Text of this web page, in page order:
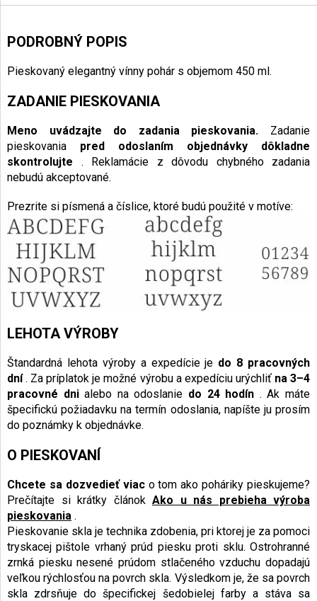
PODROBNÝ POPIS
Pieskovaný elegantný vínny pohár s objemom 450 ml.
ZADANIE PIESKOVANIA
Meno uvádzajte do zadania pieskovania. Zadanie
pieskovania pred odoslaním objednávky dôkladne
skontrolujte . Reklamácie z dôvodu chybného zadania
nebudú akceptované.
Prezrite si písmená a číslice, ktoré budú použité v motíve:
LEHOTA VÝROBY
Štandardná lehota výroby a expedície je do 8 pracovných
dní. Za príplatok je možné výrobu a expedíciu urýchliť na 3–4
pracovné dnialebo na odoslanie do 24 hodín . Ak máte
špecifickú požiadavku na termín odoslania, napíšte ju prosím
do poznámky k objednávke.
O PIESKOVANÍ
Chcete sa dozvedieť viaco tom ako poháriky pieskujeme?
Prečítajte si krátky článok Ako u nás prebieha výroba
pieskovania .
Pieskovanie skla je technika zdobenia, pri ktorej je za pomoci
tryskacej pištole vrhaný prúd piesku proti sklu. Ostrohranné
zrnká piesku nesené prúdom stlačeného vzduchu dopadajú
veľkou rýchlosťou na povrch skla. Výsledkom je, že sa povrch
skla zdrsňuje do špecifickej šedobielej farby a stáva sa